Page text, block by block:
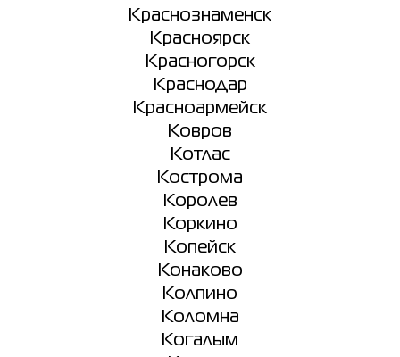
Краснознаменск
Красноярск
Красногорск
Краснодар
Красноармейск
Ковров
Котлас
Кострома
Королев
Коркино
Копейск
Конаково
Колпино
Коломна
Когалым